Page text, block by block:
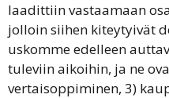
laadittiin vastaamaan
jolloin siihen kiteytyivät
uskomme edelleen
tuleviin aikoihin, ja ne
vertaisoppiminen, 3)